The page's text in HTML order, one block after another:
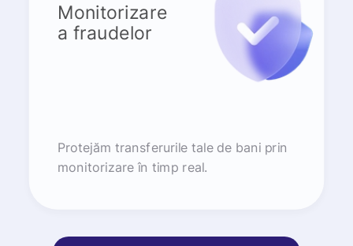
Monitorizare
a fraudelor
Protejăm transferurile tale de bani prin
monitorizare în timp real.